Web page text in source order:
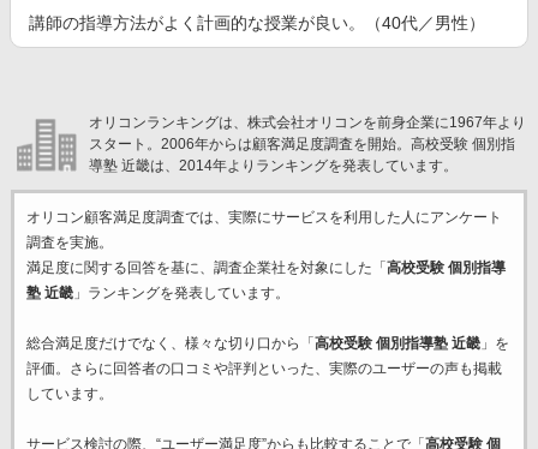
講師の指導方法がよく計画的な授業が良い。（40代／男性）
オリコンランキングは、株式会社オリコンを前身企業に1967年より
スタート。2006年からは顧客満足度調査を開始。高校受験 個別指
導塾 近畿は、2014年よりランキングを発表しています。
オリコン顧客満足度調査では、実際にサービスを利用した 人にアンケート
調査を実施。
満足度に関する回答を基に、調査企業社を対象にした「 高校受験 個別指導
塾 近畿」ランキングを発表しています。
総合満足度だけでなく、様々な切り口から「 高校受験 個別指導塾 近畿」を
評価。さらに回答者の口コミや評判といった、実際のユーザーの声も掲載
しています。
サービス検討の際、“ユーザー満足度”からも比較することで「 高校受験 個